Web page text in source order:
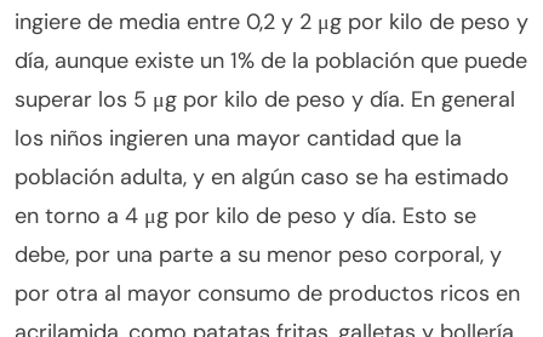
ingiere de media entre 0,2 y 2 μg por kilo de peso y
día, aunque existe un 1% de la población que puede
superar los 5 μg por kilo de peso y día. En general
los niños ingieren una mayor cantidad que la
población adulta, y en algún caso se ha estimado
en torno a 4 μg por kilo de peso y día. Esto se
debe, por una parte a su menor peso corporal, y
por otra al mayor consumo de productos ricos en